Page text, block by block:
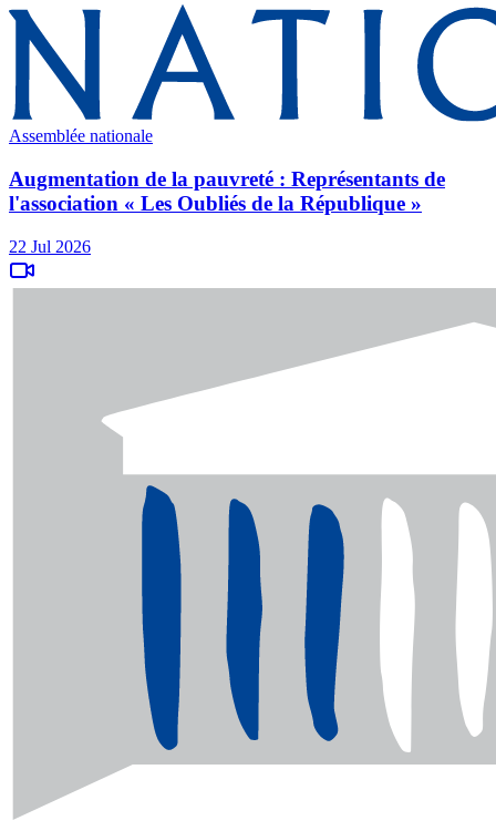
Assemblée nationale
Augmentation de la pauvreté : Représentants de
l'association « Les Oubliés de la République »
22 Jul 2026